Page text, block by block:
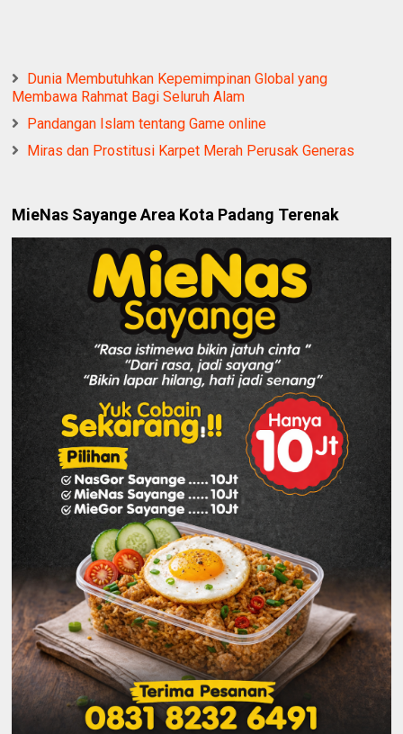
Dunia Membutuhkan Kepemimpinan Global yang
Membawa Rahmat Bagi Seluruh Alam
Pandangan Islam tentang Game online
Miras dan Prostitusi Karpet Merah Perusak Generas
MieNas Sayange Area Kota Padang Terenak